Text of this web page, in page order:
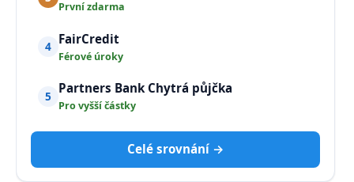
První zdarma
4 FairCredit
Férové úroky
5 Partners Bank Chytrá půjčka
Pro vyšší částky
Celé srovnání →